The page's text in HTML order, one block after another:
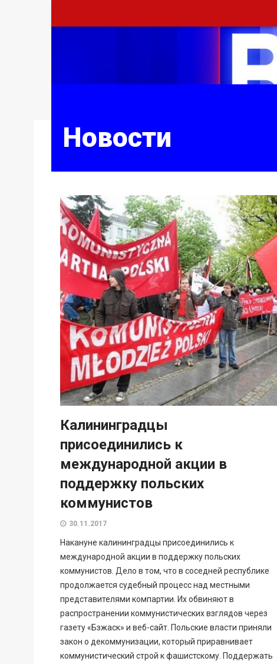
Новости
Калининградцы
присоединились к
международной акции в
поддержку польских
коммунистов
30.11.2017
Накануне калининградцы присоединились к
международной акции в поддержку польских
коммунистов. Дело в том, что в соседней республике
продолжается судебный процесс над местными
представителями компартии. Их обвиняют в
распространении коммунистических взглядов через
газету «Бзжаск» и веб-сайт. Польские власти приняли
закон о декоммунизации, который приравнивает
коммунистический строй к фашистскому. Поддержать